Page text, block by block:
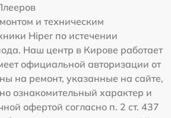
и техническим
Hiper по истечении
Наш центр в Кирове работает
официальной авторизации от
на ремонт, указанные на сайте,
ознакомительный характер и
офертой согласно п. 2 ст. 437